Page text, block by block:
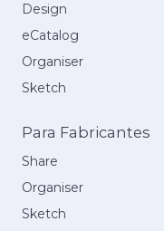
Design
eCatalog
Organiser
Sketch
Para Fabricantes
Share
Organiser
Sketch